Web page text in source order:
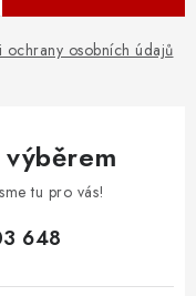
ochrany osobních údajů
výběrem
tu pro vás!
648